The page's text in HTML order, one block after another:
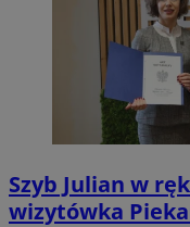
Szyb Julian w
wizytówka